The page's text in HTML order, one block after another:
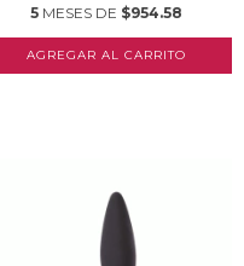
5 MESES DE $954.58